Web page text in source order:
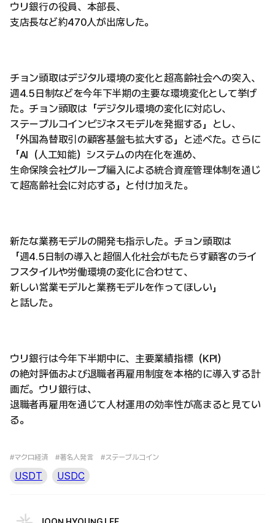
ウリ銀行の役員、本部長、
支店長など約470人が出席した。
チョン頭取はデジタル環境の変化と超高齢社会への突入、
週4.5日制などを今年下半期の主要な環境変化として挙げ
た。チョン頭取は「デジタル環境の変化に対応し、
ステーブルコインビジネスモデルを発掘する」とし、
「外国為替取引の顧客基盤も拡大する」と述べた。さらに
「AI（人工知能）システムの内在化を進め、
生命保険会社グループ編入による統合資産管理体制を通じ
て超高齢社会に対応する」と付け加えた。
新たな業務モデルの開発も指示した。チョン頭取は
「週4.5日制の導入と超個人化社会がもたらす顧客のライ
フスタイルや労働環境の変化に合わせて、
新しい営業モデルと業務モデルを作ってほしい」
と話した。
ウリ銀行は今年下半期中に、主要業績指標（KPI）
の絶対評価および退職者再雇用制度を本格的に導入する計
画だ。ウリ銀行は、
退職者再雇用を通じて人材運用の効率性が高まると見てい
る。
#マクロ経済 #著名人発言 #ステーブルコイン
USDT USDC